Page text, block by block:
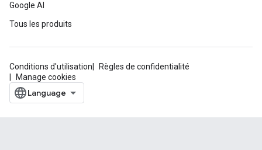
Google AI
Tous les produits
Conditions d'utilisation
Règles de confidentialité
Manage cookies